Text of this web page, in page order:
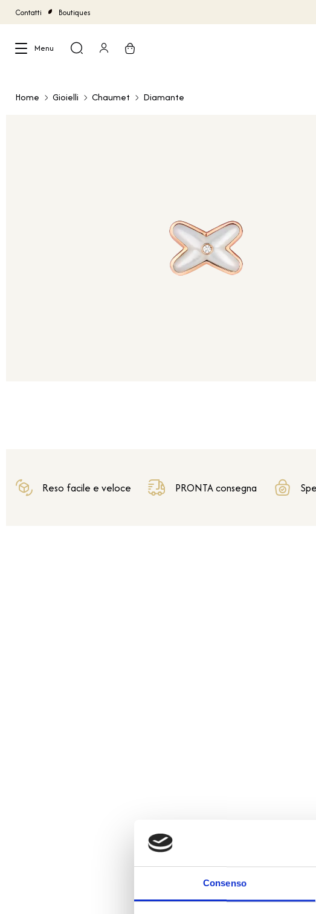
Consenso
Contatti Boutiques
Menu
Home Gioielli Chaumet Diamante
Reso facile e veloce PRONTA consegna